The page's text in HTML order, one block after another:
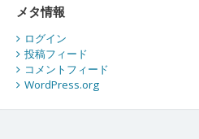
メタ情報
ログイン
投稿フィード
コメントフィード
WordPress.org